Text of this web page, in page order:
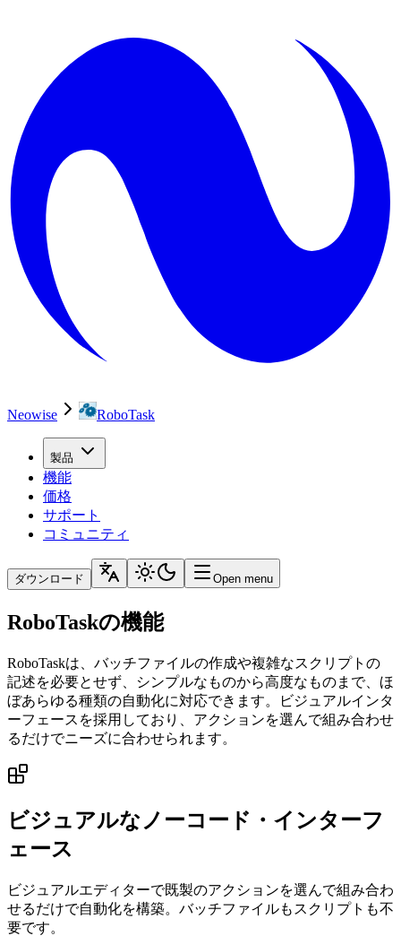
Neowise RoboTask
製品
機能
価格
サポート
コミュニティ
ダウンロード Open menu
RoboTaskの機能
RoboTaskは、バッチファイルの作成や複雑なスクリプトの
記述を必要とせず、シンプルなものから高度なものまで、ほ
ぼあらゆる種類の自動化に対応できます。ビジュアルインタ
ーフェースを採用しており、アクションを選んで組み合わせ
るだけでニーズに合わせられます。
ビジュアルなノーコード・インターフ
ェース
ビジュアルエディターで既製のアクションを選んで組み合わ
せるだけで自動化を構築。バッチファイルもスクリプトも不
要です。